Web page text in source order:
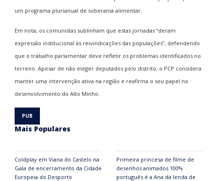
um programa plurianual de soberania alimentar.
Em nota, os comunistas sublinham que estas jornadas “deram
expressão institucional às reivindicações das populações”, defendendo
que o trabalho parlamentar deve refletir os problemas identificados no
terreno. Apesar de não eleger deputados pelo distrito, o PCP considera
manter uma intervenção ativa na região e reafirma o seu papel no
desenvolvimento do Alto Minho.
Mais Populares
Coldplay em Viana do Castelo na
Gala de encerramento da Cidade
Europeia do Desporto
Primeira princesa de filme de
desenhos animados 100%
português é a Ana da lenda de